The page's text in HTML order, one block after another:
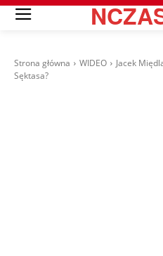
Strona główna WIDEO
Jacek
Sęktasa?